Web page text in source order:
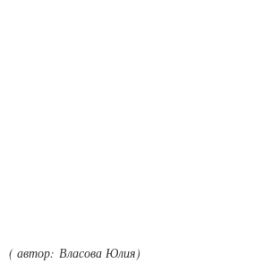
( автор: Власова Юлия)